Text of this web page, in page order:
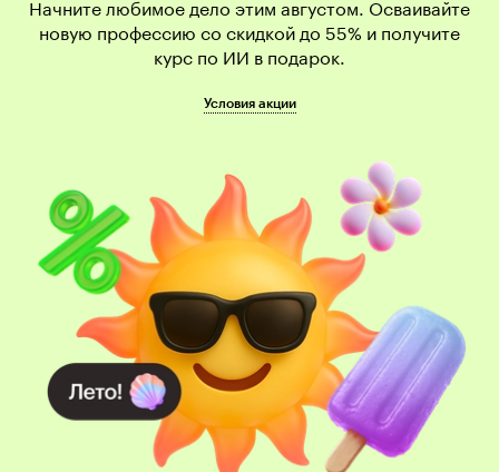
Начните любимое дело этим августом. Осваивайте
новую профессию со скидкой до 55% и получите
курс по ИИ в подарок.
Условия акции